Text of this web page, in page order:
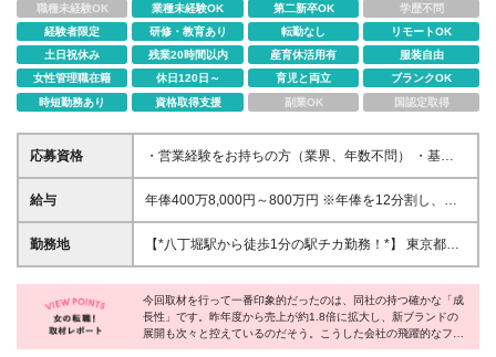
職種未経験OK 業種未経験OK 第二新卒OK
学歴不問
経験者限定
研修・教育あり 転勤なし
リモートOK
土日祝休み
残業20時間以内 産育休活用有
服装自由
女性管理職在籍
休日120日～ 育児と両立
ブランクOK
時短勤務あり
資格取得支援 副業OK 国認定取得
応募資格
・営業経験をお持ちの方（業界、年数不問） ・基本
的なPCスキル（Excel, PPT等） ・大卒以上 【このよ
うな方は大歓迎です＊*】 ・コスメやホビー、トレン
ード感を持って仕事を進めるのが得意な方 ・個人プ
レーより、チームで目標に向かって進む環境が好きな
を提案したい」 「自分の”好き”や直感を活かした働き
方がしたい」 「論理的に考え、効率よくスマートに
働きたい」 そんな方を歓迎します。
給与
年俸400万8,000円～800万円 ※年俸を12分割し、毎
月支給します。 ＜月額支給例＞ 月給33万4,000円～
66万6,000円 ＜月給内訳＞ 基本給：27万500円～ 固
考慮のうえ決定します。 ※試用期間3ヶ月あり（期間
中の給与・待遇に変更はありません） 昇給：年1回
（評価に応じて昇給・降給を決定）
勤務地
【*八丁堀駅から徒歩1分の駅チカ勤務！*】 東京都中
央区八丁堀二丁目24番3号 PMO八丁堀27階 ※(変更の
範囲)上記を除く当社関連勤務地
今回取材を行って一番印象的だったのは、同社の持つ確かな「成
長性」です。昨年度から売上が約1.8倍に拡大し、新ブランドの
展開も次々と控えているのだそう。こうした会社の飛躍的なフェ
ーズだからこそ、年齢に関係なくアイデアを形にするチャンスが